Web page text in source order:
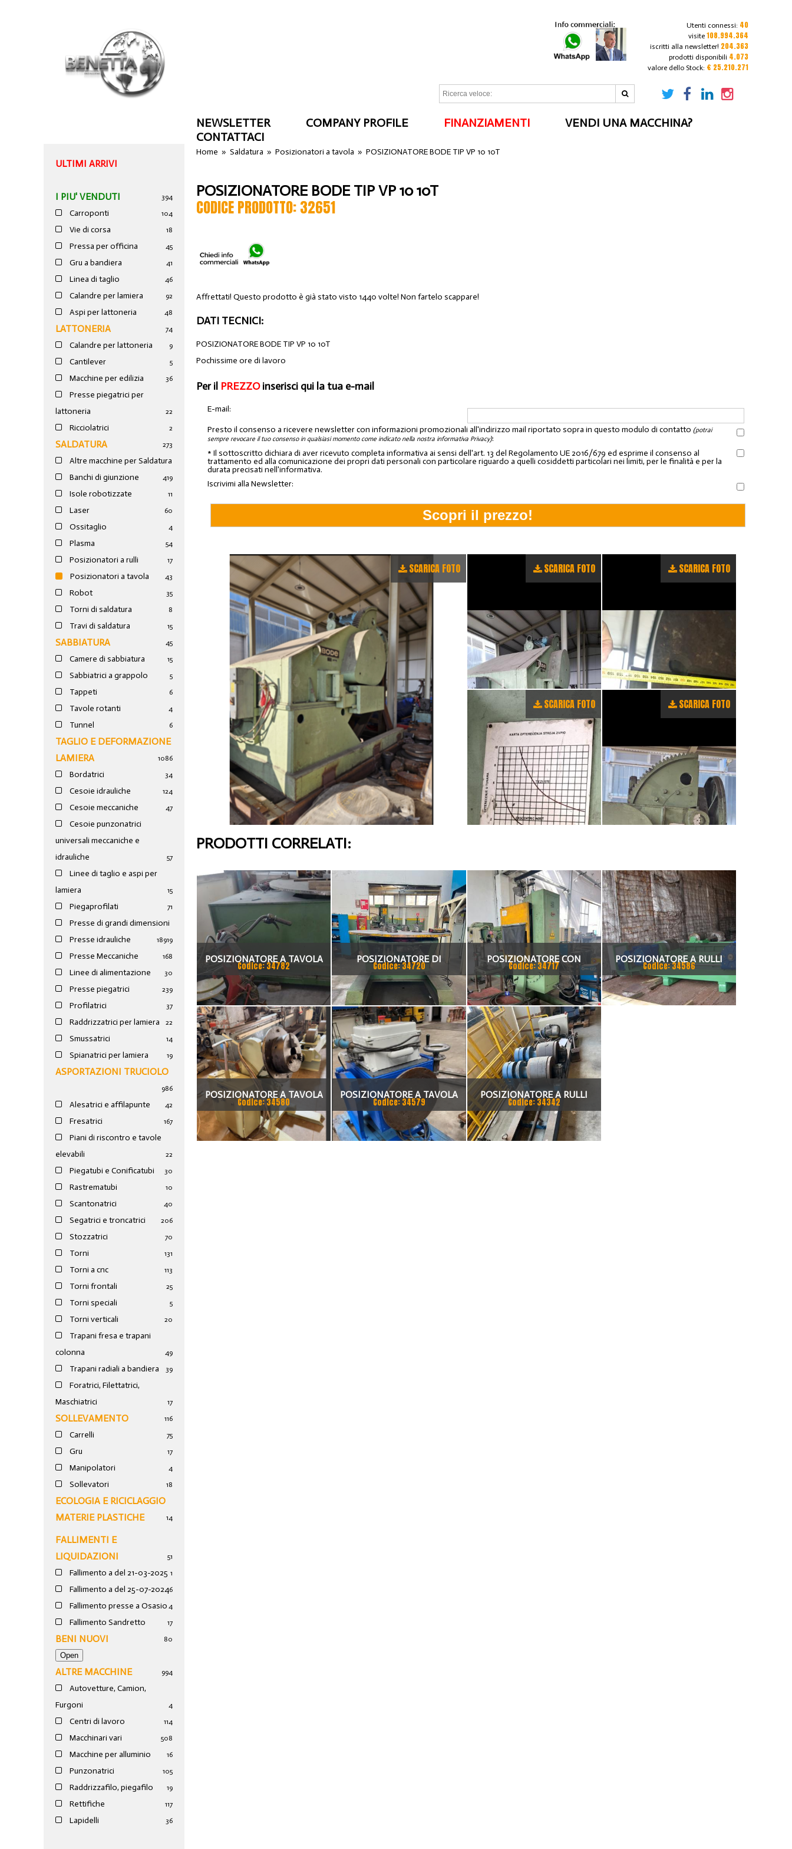
Utenti connessi: 40
visite 108.994.364
iscritti alla newsletter! 204.363
prodotti disponibili 4.073
valore dello Stock: € 25.210.271
NEWSLETTER COMPANY PROFILE FINANZIAMENTI
VENDI UNA MACCHINA?
CONTATTACI
ULTIMI ARRIVI
I PIU' VENDUTI 394
Carroponti 104
Vie di corsa 18
Pressa per officina 45
Gru a bandiera 41
Linea di taglio 46
Calandre per lamiera 92
Aspi per lattoneria 48
LATTONERIA 74
Calandre per lattoneria 9
Cantilever 5
Macchine per edilizia 36
Presse piegatrici per
lattoneria
22
Ricciolatrici 2
SALDATURA 273
Altre macchine per Saldatura
19
Banchi di giunzione 4
Isole robotizzate 11
Laser 60
Ossitaglio 4
Plasma 54
Posizionatori a rulli 17
Posizionatori a tavola 43
Robot 35
Torni di saldatura 8
Travi di saldatura 15
SABBIATURA 45
Camere di sabbiatura 15
Sabbiatrici a grappolo 5
Tappeti 6
Tavole rotanti 4
Tunnel 6
TAGLIO E DEFORMAZIONE
LAMIERA
1086
Bordatrici 34
Cesoie idrauliche 124
Cesoie meccaniche 47
Cesoie punzonatrici
universali meccaniche e
idrauliche
57
Linee di taglio e aspi per
lamiera
15
Piegaprofilati 71
Presse di grandi dimensioni
19
Presse idrauliche 189
Presse Meccaniche 168
Linee di alimentazione 30
Presse piegatrici 239
Profilatrici 37
Raddrizzatrici per lamiera 22
Smussatrici 14
Spianatrici per lamiera 19
ASPORTAZIONI TRUCIOLO
986
Alesatrici e affilapunte 42
Fresatrici 167
Piani di riscontro e tavole
elevabili
22
Piegatubi e Conificatubi 30
Rastrematubi 10
Scantonatrici 40
Segatrici e troncatrici 206
Stozzatrici 70
Torni 131
Torni a cnc 113
Torni frontali 25
Torni speciali 5
Torni verticali 20
Trapani fresa e trapani
colonna
49
Trapani radiali a bandiera 39
Foratrici, Filettatrici,
Maschiatrici
17
SOLLEVAMENTO 116
Carrelli 75
Gru 17
Manipolatori 4
Sollevatori 18
ECOLOGIA E RICICLAGGIO
MATERIE PLASTICHE
14
FALLIMENTI E
LIQUIDAZIONI
51
Fallimento a del 21-03-2025 1
Fallimento a del 25-07-20246
Fallimento presse a Osasio 4
Fallimento Sandretto 17
BENI NUOVI 80
ALTRE MACCHINE 994
Autovetture, Camion,
Furgoni
4
Centri di lavoro 114
Macchinari vari 508
Macchine per alluminio 16
Punzonatrici 105
Raddrizzafilo, piegafilo 19
Rettifiche 117
Lapidelli 36
Home »Saldatura »Posizionatori a tavola »POSIZIONATORE BODE TIP VP 10 10T
POSIZIONATORE BODE TIP VP 10 10T
CODICE PRODOTTO: 32651
Affrettati! Questo prodotto è già stato visto 1440 volte! Non fartelo scappare!
DATI TECNICI:
POSIZIONATORE BODE TIP VP 10 10T
Pochissime ore di lavoro
Per il PREZZOinserisci qui la tua e-mail
E-mail:
Presto il consenso a ricevere newsletter con informazioni promozionali all'indirizzo mail riportato sopra in questo modulo di contatto (potrai
sempre revocare il tuo consenso in qualsiasi momento come indicato nella nostra informativa Privacy):
* Il sottoscritto dichiara di aver ricevuto completa informativa ai sensi dell'art. 13 del Regolamento UE 2016/679 ed esprime il consenso al
trattamento ed alla comunicazione dei propri dati personali con particolare riguardo a quelli cosiddetti particolari nei limiti, per le finalità e per la
durata precisati nell'informativa.
Iscrivimi alla Newsletter:
SCARICA FOTO SCARICA FOTO SCARICA FOTO
SCARICA FOTO SCARICA FOTO
PRODOTTI CORRELATI:
POSIZIONATORE A TAVOLA
SIMAC
Codice: 34782
POSIZIONATORE DI
SALDATURA A TAVOLA
GIREVOLE OLEODINAMICO
MECOME TRP 6000
Codice: 34720
POSIZIONATORE CON
SALDATRICE BASCULANTE
Codice: 34717
POSIZIONATORE A RULLI
FOLLE E MOTORIZZATO 200
TON
Codice: 34586
POSIZIONATORE A TAVOLA
OERLIKON N°2
Codice: 34580
POSIZIONATORE A TAVOLA
GIREVOLE
Codice: 34579
POSIZIONATORE A RULLI
FORME E MOTORIZZATO 30
TON
Codice: 34342